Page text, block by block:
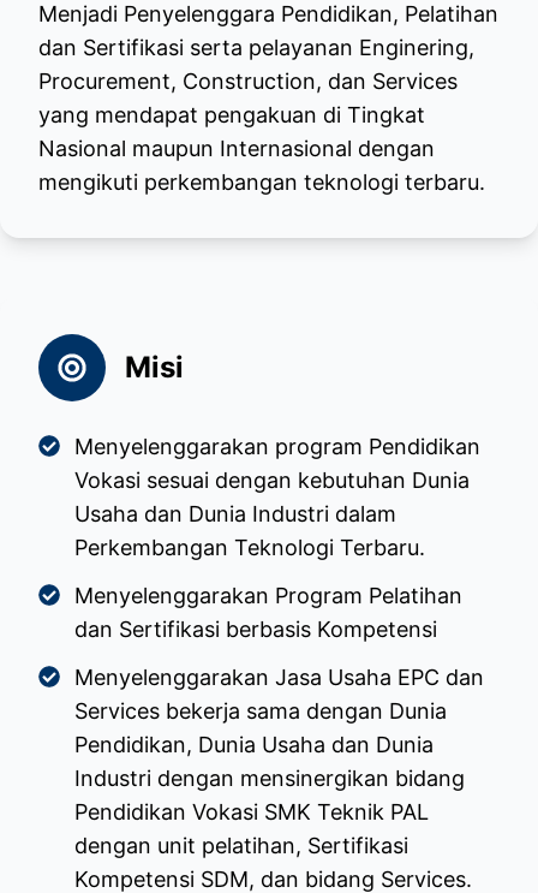
Menjadi Penyelenggara Pendidikan, Pelatihan
dan Sertifikasi serta pelayanan Enginering,
Procurement, Construction, dan Services
yang mendapat pengakuan di Tingkat
Nasional maupun Internasional dengan
mengikuti perkembangan teknologi terbaru.
Misi
Menyelenggarakan program Pendidikan
Vokasi sesuai dengan kebutuhan Dunia
Usaha dan Dunia Industri dalam
Perkembangan Teknologi Terbaru.
Menyelenggarakan Program Pelatihan
dan Sertifikasi berbasis Kompetensi
Menyelenggarakan Jasa Usaha EPC dan
Services bekerja sama dengan Dunia
Pendidikan, Dunia Usaha dan Dunia
Industri dengan mensinergikan bidang
Pendidikan Vokasi SMK Teknik PAL
dengan unit pelatihan, Sertifikasi
Kompetensi SDM, dan bidang Services.